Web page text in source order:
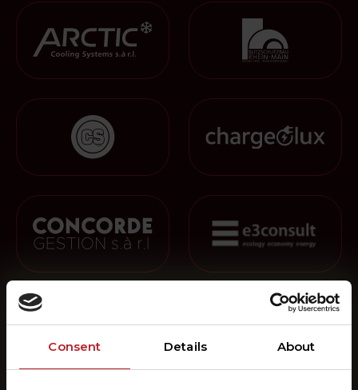
Consent Details About